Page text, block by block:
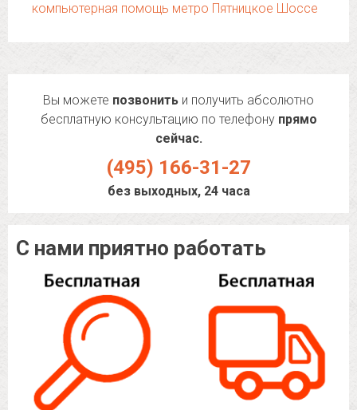
компьютерная помощь метро Пятницкое Шоссе
Вы можете позвонить и получить абсолютно
бесплатную консультацию по телефону прямо
сейчас.
(495) 166-31-27
без выходных, 24 часа
С нами приятно работать